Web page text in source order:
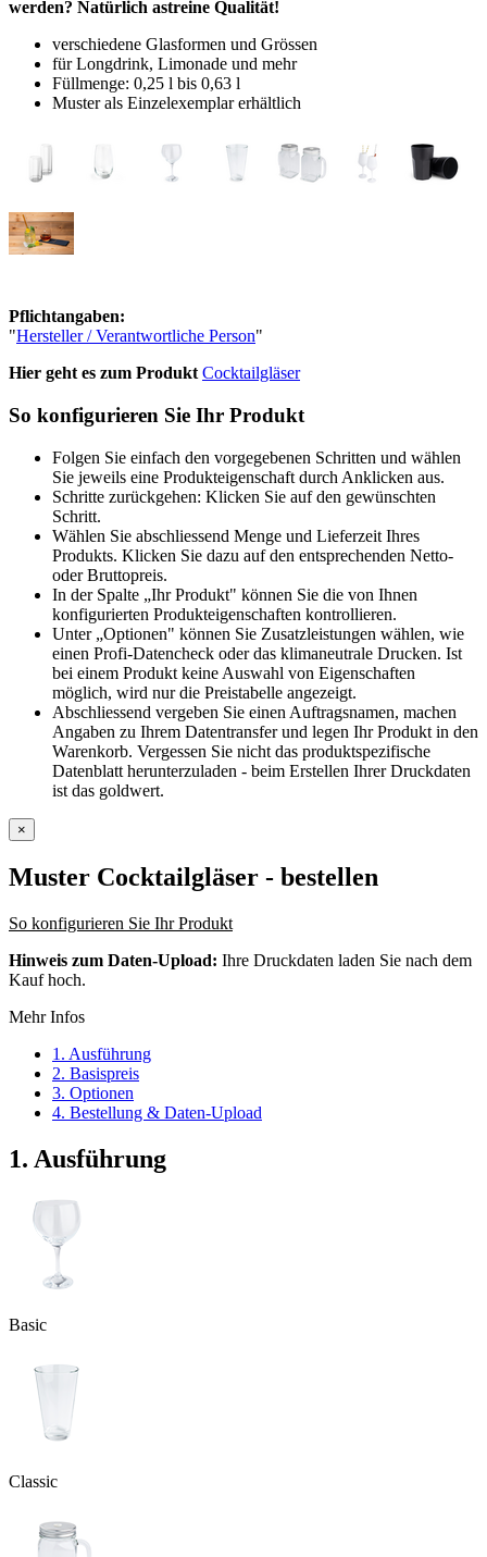
werden? Natürlich astreine Qualität!
verschiedene Glasformen und Grössen
für Longdrink, Limonade und mehr
Füllmenge: 0,25 l bis 0,63 l
Muster als Einzelexemplar erhältlich
Pflichtangaben:
"Hersteller / Verantwortliche Person"
Hier geht es zum Produkt Cocktailgläser
So konfigurieren Sie Ihr Produkt
Folgen Sie einfach den vorgegebenen Schritten und wählen
Sie jeweils eine Produkteigenschaft durch Anklicken aus.
Schritte zurückgehen: Klicken Sie auf den gewünschten
Schritt.
Wählen Sie abschliessend Menge und Lieferzeit Ihres
Produkts. Klicken Sie dazu auf den entsprechenden Netto-
oder Bruttopreis.
In der Spalte „Ihr Produkt" können Sie die von Ihnen
konfigurierten Produkteigenschaften kontrollieren.
Unter „Optionen" können Sie Zusatzleistungen wählen, wie
einen Profi-Datencheck oder das klimaneutrale Drucken. Ist
bei einem Produkt keine Auswahl von Eigenschaften
möglich, wird nur die Preistabelle angezeigt.
Abschliessend vergeben Sie einen Auftragsnamen, machen
Angaben zu Ihrem Datentransfer und legen Ihr Produkt in den
Warenkorb. Vergessen Sie nicht das produktspezifische
Datenblatt herunterzuladen - beim Erstellen Ihrer Druckdaten
ist das goldwert.
×
Muster Cocktailgläser - bestellen
So konfigurieren Sie Ihr Produkt
Hinweis zum Daten-Upload: Ihre Druckdaten laden Sie nach dem
Kauf hoch.
Mehr Infos
1. Ausführung
2. Basispreis
3. Optionen
4. Bestellung & Daten-Upload
1. Ausführung
Basic
Classic